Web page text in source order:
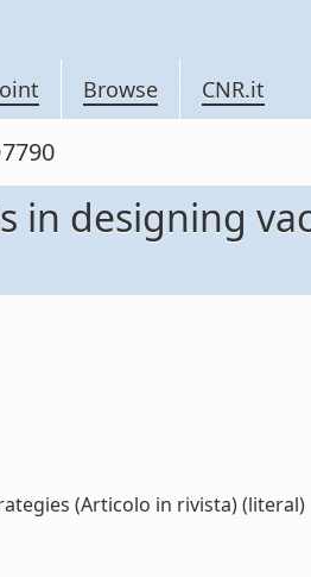
Browse CNR.it
in designing
(Articolo in rivista) (literal)